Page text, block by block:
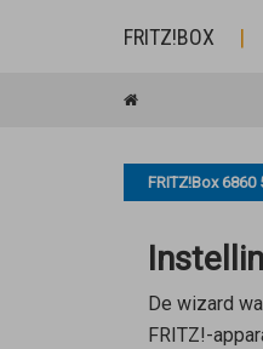
FRITZ!BOX
FRITZ!Box 6860
De wizard
FRITZ!-